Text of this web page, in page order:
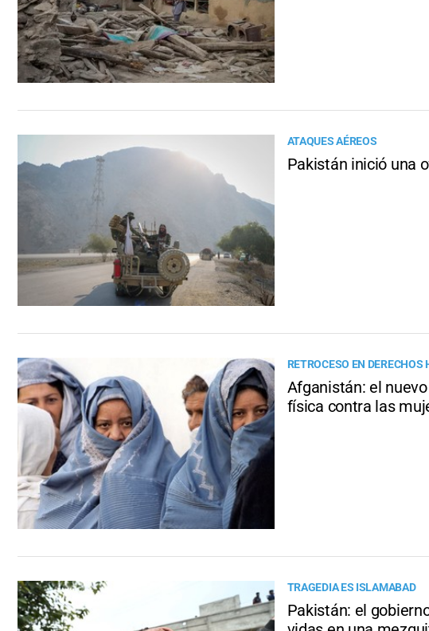
ATAQUES AÉREOS
Pakistán inició una
RETROCESO EN DERECHOS
Afganistán: el
física contra las
TRAGEDIA ES ISLAMABAD
Pakistán: el